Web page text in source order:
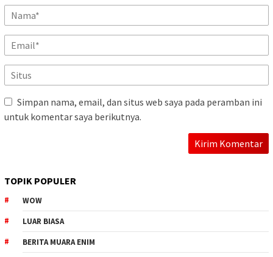
Simpan nama, email, dan situs web saya pada peramban ini
untuk komentar saya berikutnya.
TOPIK POPULER
WOW
LUAR BIASA
BERITA MUARA ENIM